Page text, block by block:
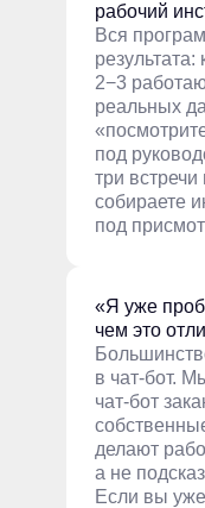
рабочий
Вся
2−3
реальных
под
три
собираете
под
«Я уже
чем это
в чат-бот.
чат-бот
делают
а не
Если вы